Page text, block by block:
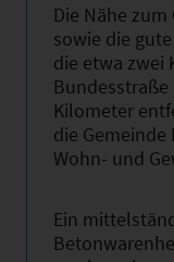
Die Nähe
sowie die
die etwa zwei
Kilometer
die
Wohn- und
Ein